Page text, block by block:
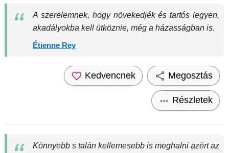
A szerelemnek, hogy növekedjék és tartós legyen,
akadályokba kell ütköznie, még a házasságban is.
Étienne Rey
Kedvencnek Megosztás
Részletek
Könnyebb s talán kellemesebb is meghalni azért az